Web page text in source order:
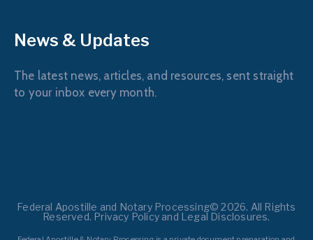
News & Updates
The latest news, articles, and resources, sent straight
to your inbox every month.
Federal Apostille and Notary Processing© 2026. All Rights
Reserved. Privacy Policy and Legal Disclosures.